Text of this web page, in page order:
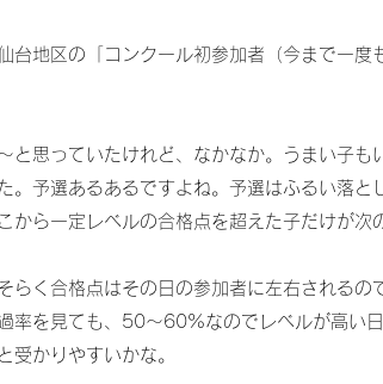
台地区の「コンクール初参加者（今まで一度
と思っていたけれど、なかなか。うまい子も
。予選あるあるですよね。予選はふるい落と
ら一定レベルの合格点を超えた子だけが次
らく合格点はその日の参加者に左右されるの
率を見ても、50～60%なのでレベルが高い
受かりやすいかな。